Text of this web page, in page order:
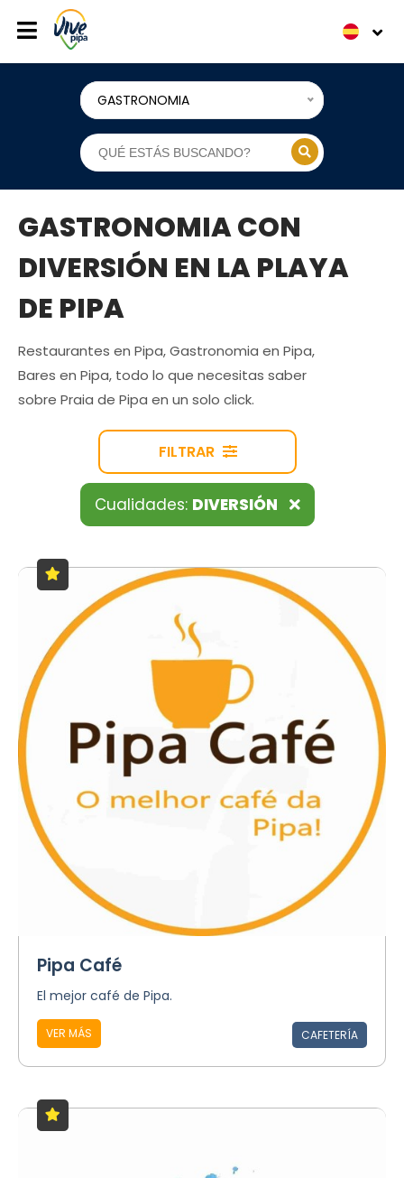
GASTRONOMIA
GASTRONOMIA CON
DIVERSIÓN EN LA PLAYA
DE PIPA
Restaurantes en Pipa, Gastronomia en Pipa,
Bares en Pipa, todo lo que necesitas saber
sobre Praia de Pipa en un solo click.
FILTRAR
Cualidades: DIVERSIÓN
Pipa Café
El mejor café de Pipa.
VER MÁS CAFETERÍA